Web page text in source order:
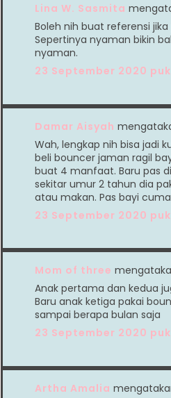
Lina W. Sasmita
Boleh nih buat referensi
Sepertinya nyaman bikin
nyaman.
23 September 2020
Damar Aisyah
Wah, lengkap nih bisa jadi
beli bouncer jaman ragil
buat 4 manfaat. Baru pas
sekitar umur 2 tahun dia
atau makan. Pas bayi
23 September 2020
Mom of three
Anak pertama dan kedua
Baru anak ketiga pakai
sampai berapa bulan saja
23 September 2020
Artha Amalia